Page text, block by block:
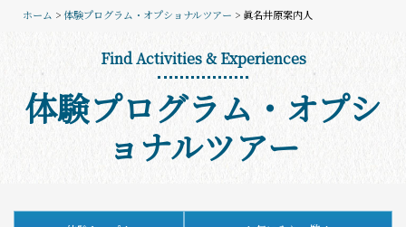
団体予約
教育/研修旅行
ホーム >体験プログラム・オプショナルツアー > 眞名井原案内人
Find Activities & Experiences
体験プログラム・オプシ
ョナルツアー